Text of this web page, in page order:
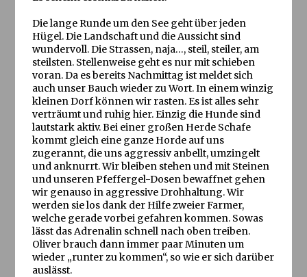
Die lange Runde um den See geht über jeden
Hügel. Die Landschaft und die Aussicht sind
wundervoll. Die Strassen, naja…, steil, steiler, am
steilsten. Stellenweise geht es nur mit schieben
voran. Da es bereits Nachmittag ist meldet sich
auch unser Bauch wieder zu Wort. In einem winzig
kleinen Dorf können wir rasten. Es ist alles sehr
verträumt und ruhig hier. Einzig die Hunde sind
lautstark aktiv. Bei einer großen Herde Schafe
kommt gleich eine ganze Horde auf uns
zugerannt, die uns aggressiv anbellt, umzingelt
und anknurrt. Wir bleiben stehen und mit Steinen
und unseren Pfeffergel-Dosen bewaffnet gehen
wir genauso in aggressive Drohhaltung. Wir
werden sie los dank der Hilfe zweier Farmer,
welche gerade vorbei gefahren kommen. Sowas
lässt das Adrenalin schnell nach oben treiben.
Oliver brauch dann immer paar Minuten um
wieder „runter zu kommen“, so wie er sich darüber
auslässt.